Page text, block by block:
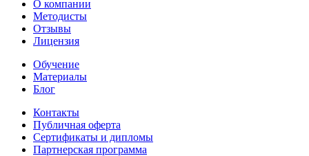
О компании
Методисты
Отзывы
Лицензия
Обучение
Материалы
Блог
Контакты
Публичная оферта
Сертификаты и дипломы
Партнерская программа